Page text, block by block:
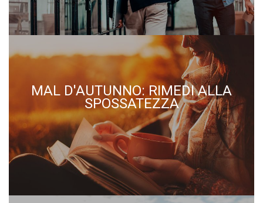
MAL D'AUTUNNO: RIMEDI ALLA
SPOSSATEZZA